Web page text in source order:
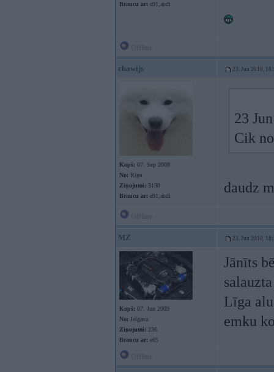
Braucu ar: e91,audi
chawijs 23. Jun 2010,
Kopš: 07. Sep 2008
No: Rīga
Ziņojumi: 3130
Braucu ar: e91,audi
23
Cik
daudz
MZ 23. Jun 2010,
Kopš: 07. Jun 2009
No: Jelgava
Ziņojumi: 236
Braucu ar: e65
Jānīts
Līga
emku